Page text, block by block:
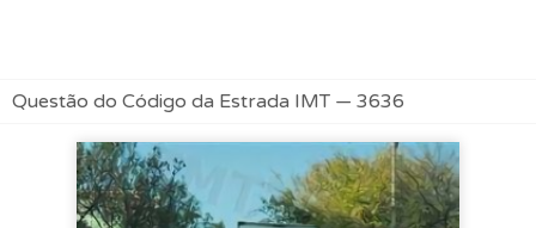
Questão do Código da Estrada IMT — 3636